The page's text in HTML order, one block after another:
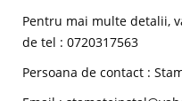
Pentru mai multe detalii,
de tel : 0720317563
Persoana de contact :